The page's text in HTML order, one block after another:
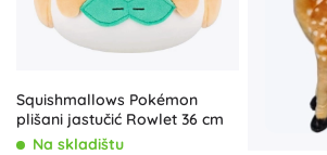
Squishmallows Pokémon
plišani jastučić Rowlet 36 cm
Na skladištu